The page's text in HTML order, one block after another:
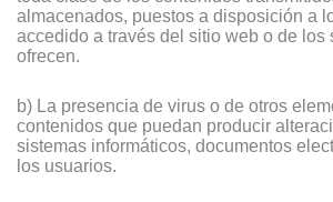
almacenados, puestos a disposición a
accedido a través del sitio web o de los
ofrecen.
b) La presencia de virus o de otros
contenidos que puedan producir
sistemas informáticos, documentos
los usuarios.